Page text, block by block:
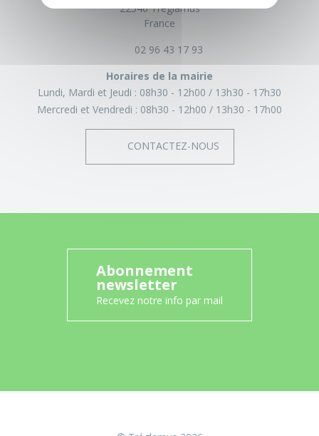
22540 Tréglamus
France
02 96 43 17 93
Horaires de la mairie
Lundi, Mardi et Jeudi : 08h30 - 12h00
13h30 - 17h30
Mercredi et Vendredi : 08h30 - 12h00 13h30 - 17h00
CONTACTEZ-NOUS
Abonnement
newsletter
Recevez notre info par mail